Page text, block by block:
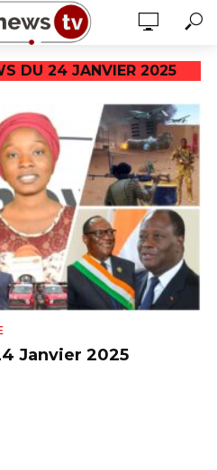
DU 24 JANVIER 2025
Janvier 2025